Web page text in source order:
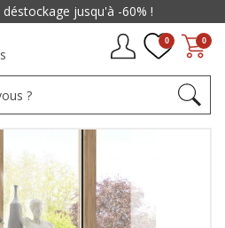
0
0
déstockage jusqu'à -60% !